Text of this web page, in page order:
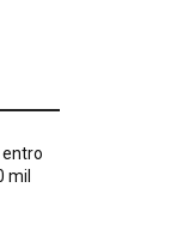
entro
mil